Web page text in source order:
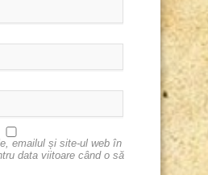
emailul și site-ul web în
data viitoare când o să